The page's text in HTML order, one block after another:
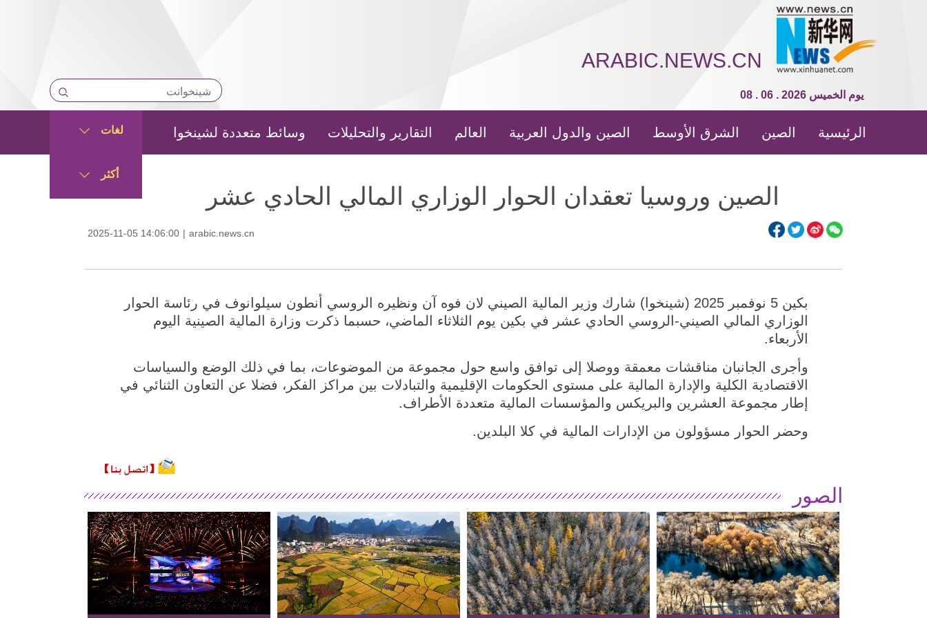
ARABIC.NEWS.CN
08 . 06 . 2026 يوم الخميس
الرئيسية الصين الشرق الأوسط الصين والدول العربية العالم التقارير والتحليلات وسائط متعددة لشينخوا لغات
أكثر
الصين وروسيا تعقدان الحوار الوزاري المالي الحادي عشر
2025-11-05 14:06:00 | arabic.news.cn
بكين 5 نوفمبر 2025 (شينخوا) شارك وزير المالية الصيني لان فوه آن ونظيره الروسي أنطون سيلوانوف في رئاسة الحوار
الوزاري المالي الصيني-الروسي الحادي عشر في بكين يوم الثلاثاء الماضي، حسبما ذكرت وزارة المالية الصينية اليوم
الأربعاء.
وأجرى الجانبان مناقشات معمقة ووصلا إلى توافق واسع حول مجموعة من الموضوعات، بما في ذلك الوضع والسياسات
الاقتصادية الكلية والإدارة المالية على مستوى الحكومات الإقليمية والتبادلات بين مراكز الفكر، فضلا عن التعاون الثنائي في
إطار مجموعة العشرين والبريكس والمؤسسات المالية متعددة الأطراف.
وحضر الحوار مسؤولون من الإدارات المالية في كلا البلدين.
الصور